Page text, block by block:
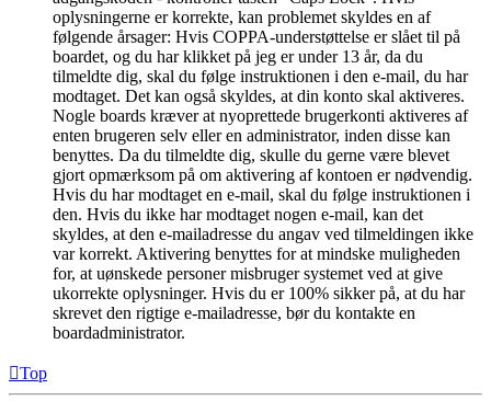
oplysningerne er korrekte, kan problemet skyldes en af
følgende årsager: Hvis COPPA-understøttelse er slået til på
boardet, og du har klikket på jeg er under 13 år, da du
tilmeldte dig, skal du følge instruktionen i den e-mail, du har
modtaget. Det kan også skyldes, at din konto skal aktiveres.
Nogle boards kræver at nyoprettede brugerkonti aktiveres af
enten brugeren selv eller en administrator, inden disse kan
benyttes. Da du tilmeldte dig, skulle du gerne være blevet
gjort opmærksom på om aktivering af kontoen er nødvendig.
Hvis du har modtaget en e-mail, skal du følge instruktionen i
den. Hvis du ikke har modtaget nogen e-mail, kan det
skyldes, at den e-mailadresse du angav ved tilmeldingen ikke
var korrekt. Aktivering benyttes for at mindske muligheden
for, at uønskede personer misbruger systemet ved at give
ukorrekte oplysninger. Hvis du er 100% sikker på, at du har
skrevet den rigtige e-mailadresse, bør du kontakte en
boardadministrator.
Top